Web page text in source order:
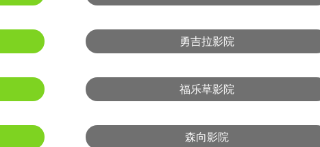
勇吉拉影院
福乐草影院
森向影院